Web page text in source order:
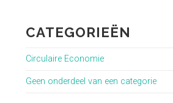
CATEGORIEËN
Circulaire Economie
Geen onderdeel van een categorie